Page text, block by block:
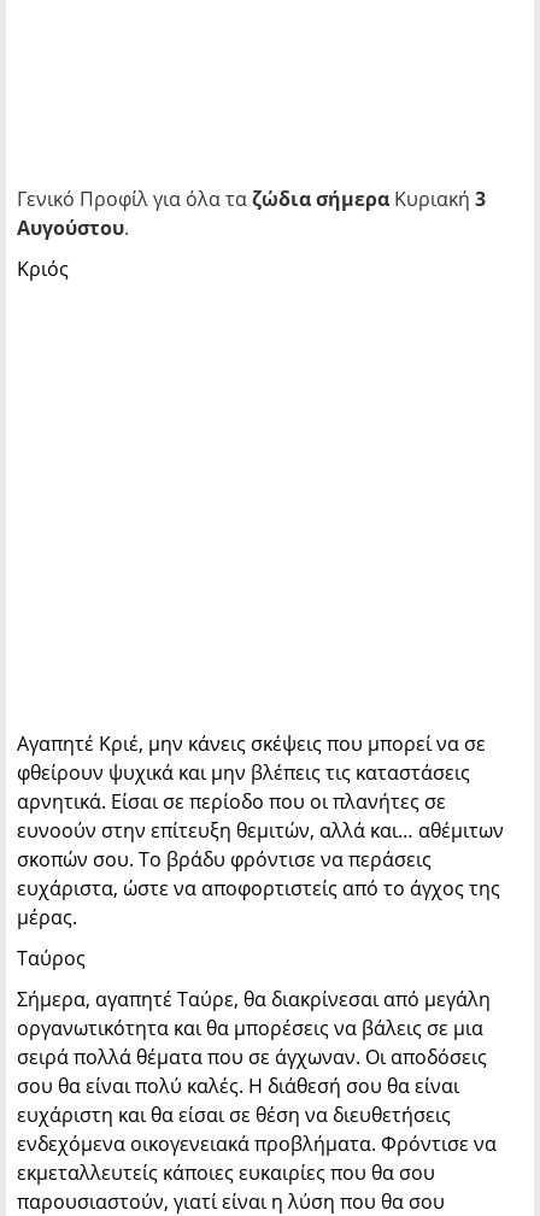
Γενικό Προφίλ για όλα ταζώδιασήμερα Κυριακή 3
Αυγούστου.
Κριός
Αγαπητέ Κριέ, μην κάνεις σκέψεις που μπορεί να σε
φθείρουν ψυχικά και μην βλέπεις τις καταστάσεις
αρνητικά. Είσαι σε περίοδο που οι πλανήτες σε
ευνοούν στην επίτευξη θεμιτών, αλλά και… αθέμιτων
σκοπών σου. Το βράδυ φρόντισε να περάσεις
ευχάριστα, ώστε να αποφορτιστείς από το άγχος της
μέρας.
Ταύρος
Σήμερα, αγαπητέ Ταύρε, θα διακρίνεσαι από μεγάλη
οργανωτικότητα και θα μπορέσεις να βάλεις σε μια
σειρά πολλά θέματα που σε άγχωναν. Οι αποδόσεις
σου θα είναι πολύ καλές. Η διάθεσή σου θα είναι
ευχάριστη και θα είσαι σε θέση να διευθετήσεις
ενδεχόμενα οικογενειακά προβλήματα. Φρόντισε να
εκμεταλλευτείς κάποιες ευκαιρίες που θα σου
παρουσιαστούν, γιατί είναι η λύση που θα σου